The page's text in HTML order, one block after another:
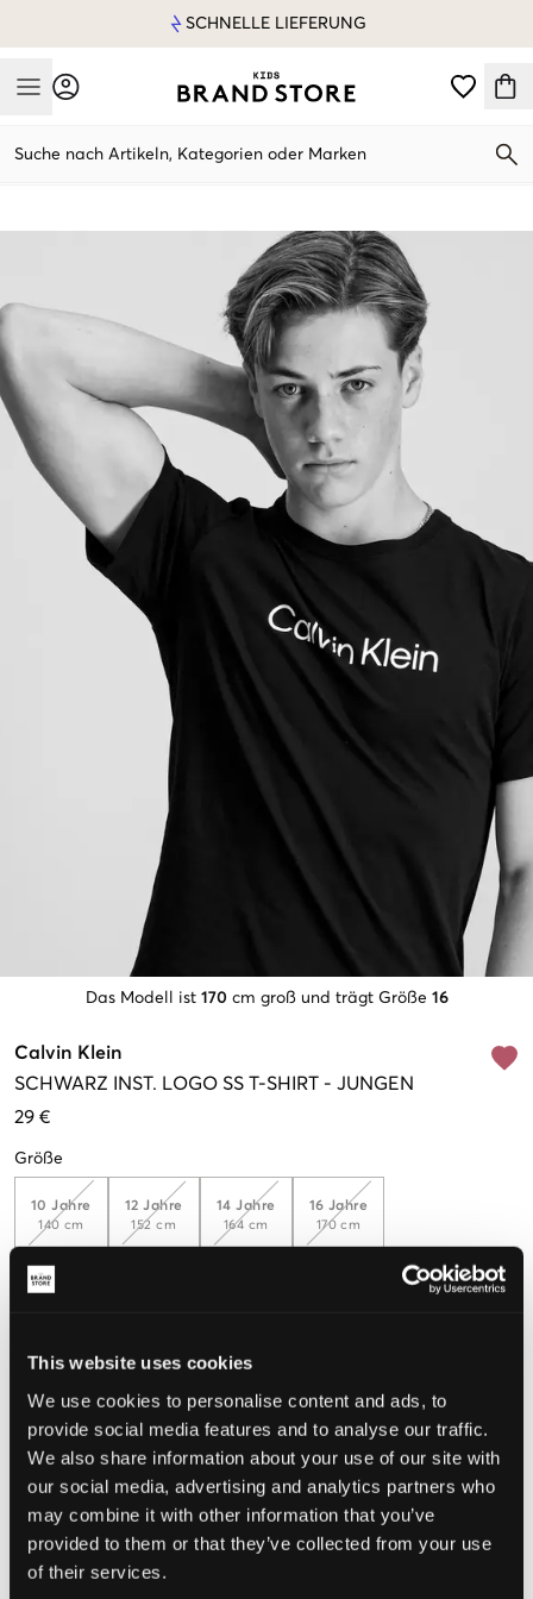
This website uses cookies
We use cookies to personalise content and ads, to
provide social media features and to analyse our traffic.
We also share information about your use of our site with
our social media, advertising and analytics partners who
may combine it with other information that you’ve
provided to them or that they’ve collected from your use
of their services.
SCHNELLE LIEFERUNG
Mobile Menu
Suche nach Artikeln, Kategorien oder Marken
Das Modell ist 170 cm groß und trägt Größe 16
Calvin Klein
SCHWARZ
INST. LOGO SS T-SHIRT - JUNGEN
29 €
Größe
10 Jahre
140 cm
12 Jahre
152 cm
14 Jahre
164 cm
16 Jahre
170 cm
Klein Perfekt
WÄHLEN SIE EINE GRÖSSE
Schnelle lieferung
Gratis versand über €69